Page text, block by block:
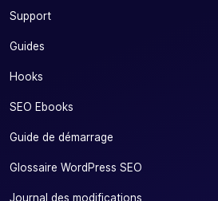
Support
Guides
Hooks
SEO Ebooks
Guide de démarrage
Glossaire WordPress SEO
Journal des modifications